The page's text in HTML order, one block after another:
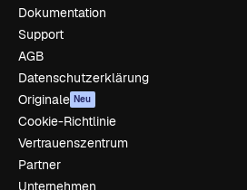
Dokumentation
Support
AGB
Datenschutzerklärung
Originale Neu
Cookie-Richtlinie
Vertrauenszentrum
Partner
Unternehmen